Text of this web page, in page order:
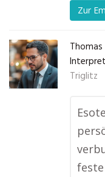
Zur
Triglitz